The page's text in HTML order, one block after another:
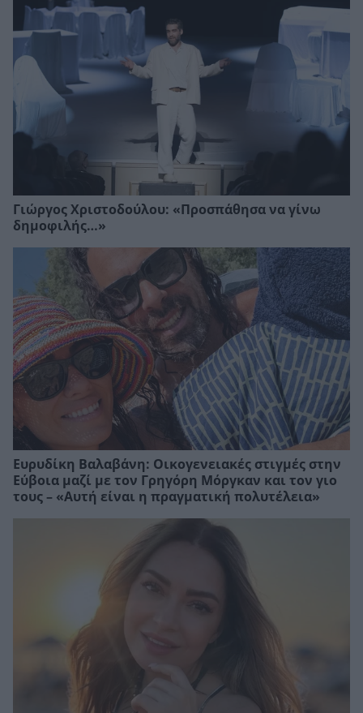
Γιώργος Χριστοδούλου: «Προσπάθησα να γίνω
δημοφιλής…»
Ευρυδίκη Βαλαβάνη: Οικογενειακές στιγμές στην
Εύβοια μαζί με τον Γρηγόρη Μόργκαν και τον γιο
τους – «Αυτή είναι η πραγματική πολυτέλεια»